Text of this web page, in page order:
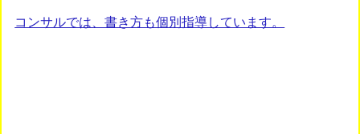
コンサルでは、書き方も個別指導しています。